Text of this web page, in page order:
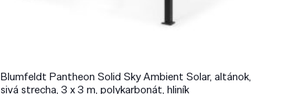
Blumfeldt Pantheon Solid Sky Ambient Solar, altánok,
sivá strecha, 3 x 3 m, polykarbonát, hliník